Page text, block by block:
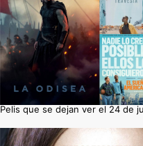
Pelis que se dejan ver el 24 de